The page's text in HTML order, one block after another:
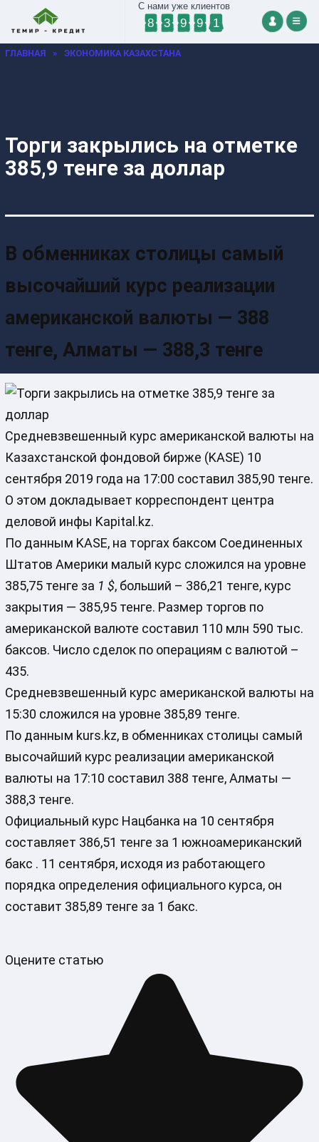
С нами уже клиентов
8 3 9 9 1
ГЛАВНАЯ » ЭКОНОМИКА КАЗАХСТАНА
Торги закрылись на отметке
385,9 тенге за доллар
В обменниках столицы самый
высочайший курс реализации
американской валюты — 388
тенге, Алматы — 388,3 тенге
Средневзвешенный курс американской валюты на
Казахстанской фондовой бирже (KASE) 10
сентября 2019 года на 17:00 составил 385,90 тенге.
О этом докладывает корреспондент центра
деловой инфы Kapital.kz.
По данным KASE, на торгах баксом Соединенных
Штатов Америки малый курс сложился на уровне
385,75 тенге за 1 $, больший – 386,21 тенге, курс
закрытия — 385,95 тенге. Размер торгов по
американской валюте составил 110 млн 590 тыс.
баксов. Число сделок по операциям с валютой –
435.
Средневзвешенный курс американской валюты на
15:30 сложился на уровне 385,89 тенге.
По данным kurs.kz, в обменниках столицы самый
высочайший курс реализации американской
валюты на 17:10 составил 388 тенге, Алматы —
388,3 тенге.
Официальный курс Нацбанка на 10 сентября
составляет 386,51 тенге за 1 южноамериканский
бакс . 11 сентября, исходя из работающего
порядка определения официального курса, он
составит 385,89 тенге за 1 бакс.
Оцените статью